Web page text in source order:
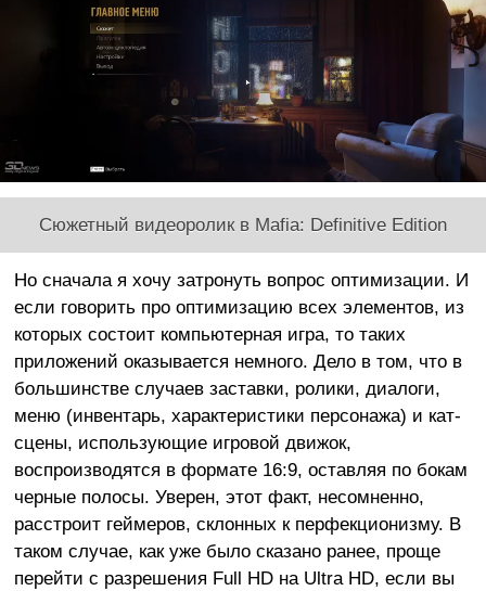
Сюжетный видеоролик в Mafia: Definitive Edition
Но сначала я хочу затронуть вопрос оптимизации. И
если говорить про оптимизацию всех элементов, из
которых состоит компьютерная игра, то таких
приложений оказывается немного. Дело в том, что в
большинстве случаев заставки, ролики, диалоги,
меню (инвентарь, характеристики персонажа) и кат-
сцены, использующие игровой движок,
воспроизводятся в формате 16:9, оставляя по бокам
черные полосы. Уверен, этот факт, несомненно,
расстроит геймеров, склонных к перфекционизму. В
таком случае, как уже было сказано ранее, проще
перейти с разрешения Full HD на Ultra HD, если вы